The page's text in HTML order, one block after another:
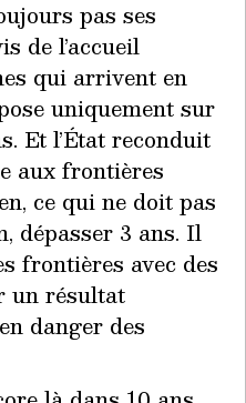
pas ses
de l’accueil
qui arrivent en
uniquement sur
Et l’État reconduit
aux frontières
ce qui ne doit pas
dépasser 3 ans. Il
frontières avec des
un résultat
danger des